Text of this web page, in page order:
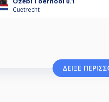
Cuetrecht
ΔΕΊΞΕ